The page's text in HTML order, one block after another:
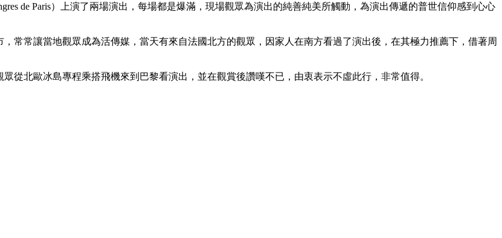
de Paris）上演了兩場演出，每場都是爆滿，現場觀眾為演出的純善純美所觸動，為演出傳遞的普世信仰感到心心
常常讓當地觀眾成為活傳媒，當天有來自法國北方的觀眾，因家人在南方看過了演出後，在其極力推薦下，借著周
從北歐冰島專程乘搭飛機來到巴黎看演出，並在觀賞後讚嘆不已，由衷表示不虛此行，非常值得。